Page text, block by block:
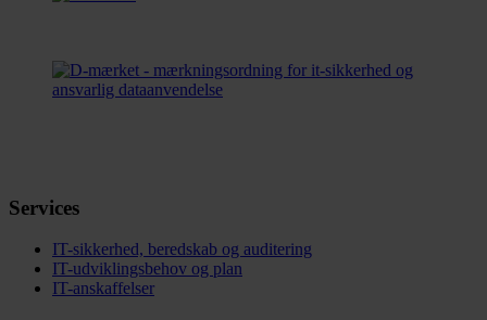
Services
IT-sikkerhed, beredskab og auditering
IT-udviklingsbehov og plan
IT-anskaffelser